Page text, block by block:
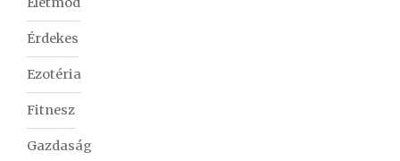
Érdekes
Ezotéria
Fitnesz
Gazdaság